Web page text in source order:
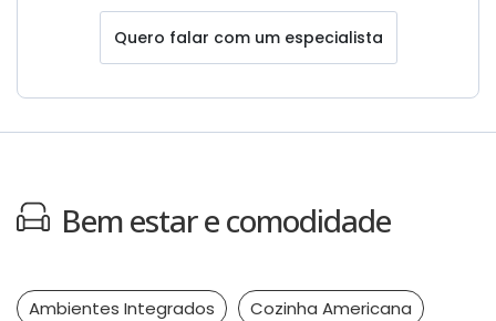
Quero falar com um especialista
Bem estar e comodidade
Ambientes Integrados
Cozinha Americana